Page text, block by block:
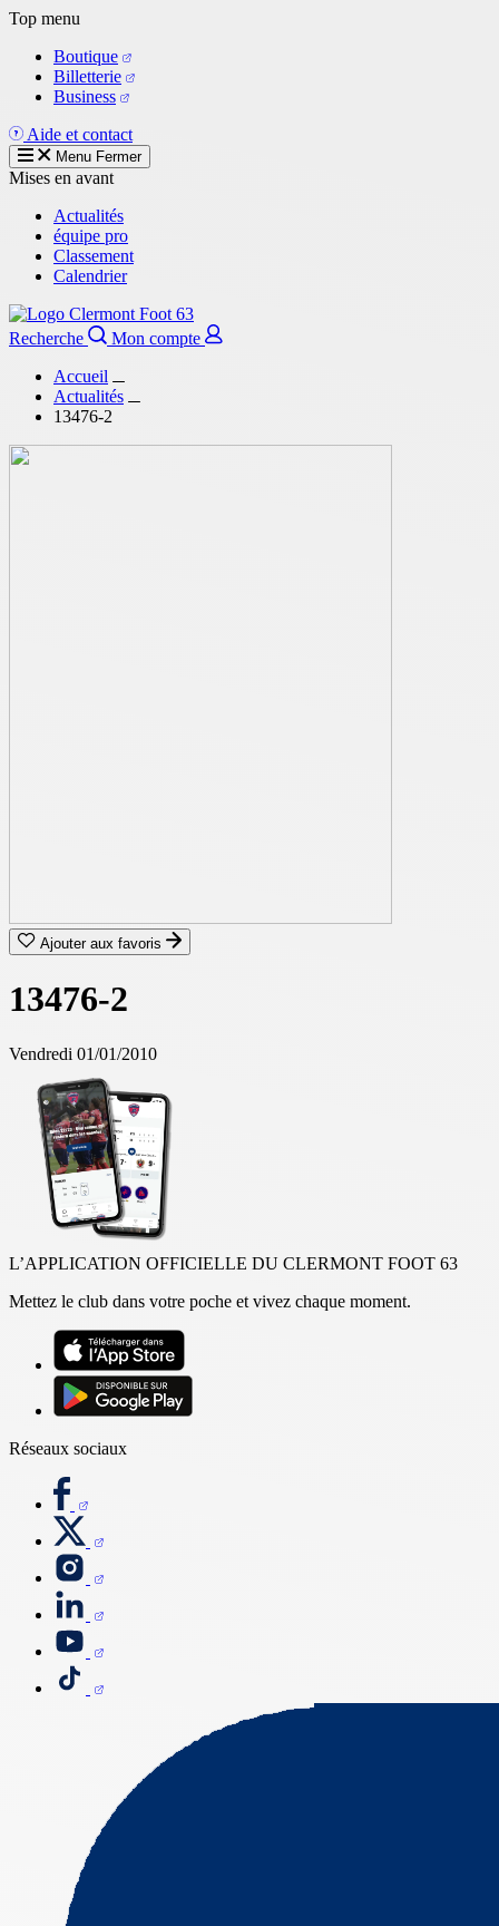
Aller
contenu
principal
Top menu
Boutique
Billetterie
Business
Aide et contact
Menu Fermer
Mises en avant
Actualités
équipe pro
Classement
Calendrier
Recherche
Mon compte
Accueil
Actualités
13476-2
Ajouter aux favoris
13476-2
Vendredi 01/01/2010
L’APPLICATION OFFICIELLE DU CLERMONT FOOT 63
Mettez le club dans votre poche et vivez chaque moment.
Réseaux sociaux